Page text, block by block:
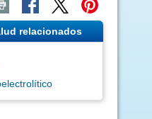
relacionados